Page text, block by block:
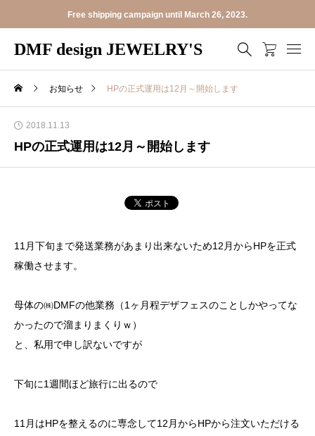
Free shipping campaign until March 26, 2023.
DMF design JEWELRY'S
お知らせ HPの正式運用は12月～開始します
2018.11.13
HPの正式運用は12月～開始します
11月下旬まで発送業務があまり出来ないため12月からHPを正式
稼働させます。
母体の㈱DMFの他業務（1ヶ月程デザフェスのことしかやってな
かったので溜まりまくりｗ）
と、私用で申し訳ないですが
下旬に1週間ほど旅行に出るので
11月はHPを整えるのに専念して12月からHPから注文いただける